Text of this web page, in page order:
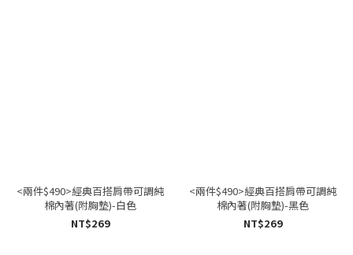
<兩件$490>經典百搭肩帶可調純
棉內著(附胸墊)-白色
NT$269
<兩件$490>經典百搭肩帶可調純
棉內著(附胸墊)-黑色
NT$269